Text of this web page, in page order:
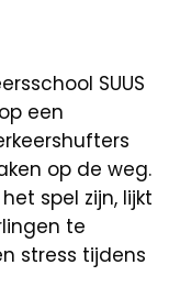
SUUS
een
op de weg.
spel zijn, lijkt
te
stress tijdens